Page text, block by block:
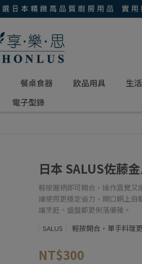
餐桌食器 飲品用具
生
電子型錄
日本 SALUS佐藤
輕按握柄即可開合，操作直覺又
讓使用更穩定省力，開口朝上
讓烹飪、盛盤都更俐落優雅。
SALUS 輕按開合，單手料理
NT$300